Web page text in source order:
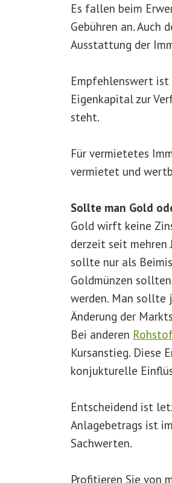
Es fallen beim
Gebühren an. Auch
Ausstattung der
Empfehlenswert ist
Eigenkapital zur
steht.
Für vermietetes
vermietet und
Sollte man Gold
Gold wirft keine
derzeit seit mehren
sollte nur als
Goldmünzen
werden. Man sollte
Änderung der
Bei anderen
Kursanstieg. Diese
konjukturelle
Entscheidend ist
Anlagebetrags ist
Sachwerten.
Profitieren Sie von